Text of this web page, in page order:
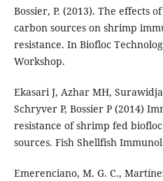
Bossier, P. (2013). The effects
carbon sources on shrimp
resistance. In Biofloc
Workshop.
Ekasari J, Azhar MH,
Schryver P, Bossier P (2014)
resistance of shrimp fed
sources. Fish Shellfish Immunol
Emerenciano, M. G. C.,